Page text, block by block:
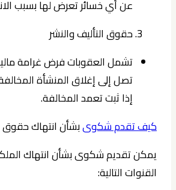
عن أي خسائر تعرض لها بسبب
حقوق التأليف والنشر
تشمل العقوبات فرض غرامة
تصل إلى إغلاق المنشأة
إذا ثبت تعمد المخالفة.
كيف تقدم شكوىبشأن انتهاك حقوق
يمكن تقديم شكوى بشأن انتهاك
القنوات التالية: